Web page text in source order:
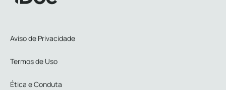
Aviso de Privacidade
Termos de Uso
Ética e Conduta